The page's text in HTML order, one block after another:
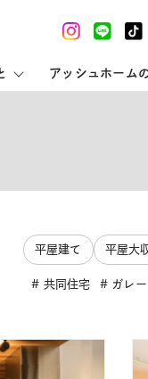
アッシュホーム
平屋建て 平屋大
共同住宅 ガレ